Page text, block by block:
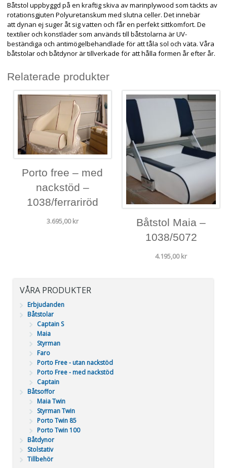
Båtstol uppbyggd på en kraftig skiva av marinplywood som täckts av
rotationsgjuten Polyuretanskum med slutna celler. Det innebär
att dynan ej suger åt sig vatten och får en perfekt sittkomfort. De
textilier och konstläder som används till båtstolarna är UV-
beständiga och antimögelbehandlade för att tåla sol och väta. Våra
båtstolar och båtdynor är tillverkade för att hålla formen år efter år.
Relaterade produkter
Porto free – med
nackstöd –
1038/ferrariröd
3.695,00kr
Båtstol Maia –
1038/5072
4.195,00kr
VÅRA PRODUKTER
Erbjudanden
Båtstolar
Captain S
Maia
Styrman
Faro
Porto Free - utan nackstöd
Porto Free - med nackstöd
Captain
Båtsoffor
Maia Twin
Styrman Twin
Porto Twin 85
Porto Twin 100
Båtdynor
Stolstativ
Tillbehör